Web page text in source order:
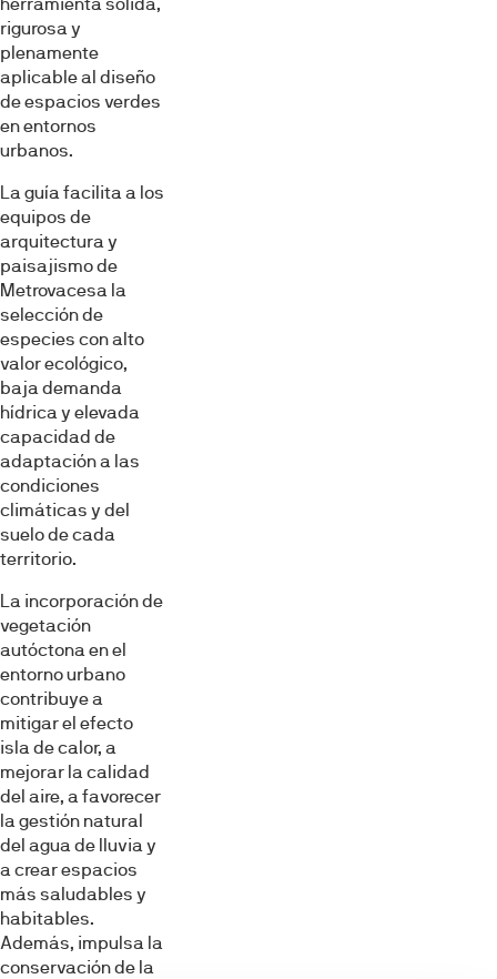
rigurosa y
plenamente
aplicable al diseño
de espacios verdes
en entornos
urbanos.
La guía facilita a los
equipos de
arquitectura y
paisajismo de
Metrovacesa la
selección de
especies con alto
valor ecológico,
baja demanda
hídrica y elevada
capacidad de
adaptación a las
condiciones
climáticas y del
suelo de cada
territorio.
La incorporación de
vegetación
autóctona en el
entorno urbano
contribuye a
mitigar el efecto
isla de calor, a
mejorar la calidad
del aire, a favorecer
la gestión natural
del agua de lluvia y
a crear espacios
más saludables y
habitables.
Además, impulsa la
conservación de la